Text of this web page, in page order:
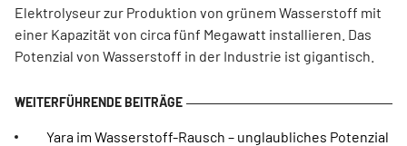
Elektrolyseur zur Produktion von grünem Wasserstoff mit
einer Kapazität von circa fünf Megawatt installieren. Das
Potenzial von Wasserstoff in der Industrie ist gigantisch.
Yara im Wasserstoff-Rausch – unglaubliches Potenzial